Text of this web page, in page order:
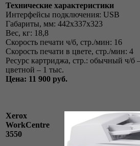
Технические характеристики
Интерфейсы подключения: USB
Габариты, мм: 442x337x323
Вес, кг: 18,8
Скорость печати ч/б, стр./мин: 16
Скорость печати в цвете, стр./мин: 4
Ресурс картриджа, стр.: обычный ч/б
цветной – 1 тыс.
Цена: 11 900 руб.
Xerox
WorkCentre
3550